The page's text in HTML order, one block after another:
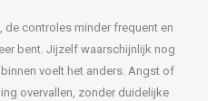
controles minder frequent en
bent. Jijzelf waarschijnlijk nog
voelt het anders. Angst of
overvallen, zonder duidelijke